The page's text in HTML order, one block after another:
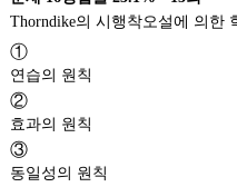
Thorndike의 시행착오설에 의한
①
연습의 원칙
②
효과의 원칙
③
동일성의 원칙